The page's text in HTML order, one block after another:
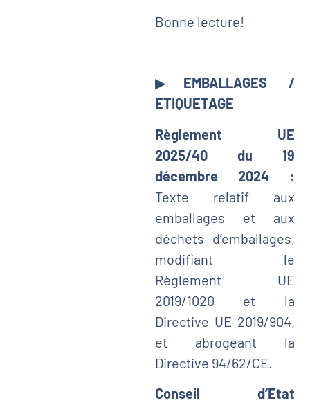
Bonne lecture!
▶ EMBALLAGES /
ETIQUETAGE
Règlement UE
2025/40 du 19
décembre 2024 :
Texte relatif aux
emballages et aux
déchets d’emballages,
modifiant le
Règlement UE
2019/1020 et la
Directive UE 2019/904,
et abrogeant la
Directive 94/62/CE.
Conseil d’Etat